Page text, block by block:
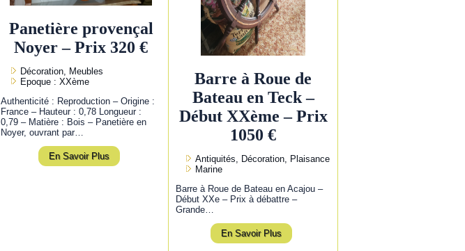
Panetière provençal
Noyer – Prix 320 €
Décoration, Meubles
Epoque : XXème
Authenticité : Reproduction – Origine :
France – Hauteur : 0,78 Longueur :
0,79 – Matière : Bois – Panetière en
Noyer, ouvrant par…
En Savoir Plus
Barre à Roue de
Bateau en Teck –
Début XXème – Prix
1050 €
Antiquités, Décoration, Plaisance
Marine
Barre à Roue de Bateau en Acajou –
Début XXe – Prix à débattre –
Grande…
En Savoir Plus